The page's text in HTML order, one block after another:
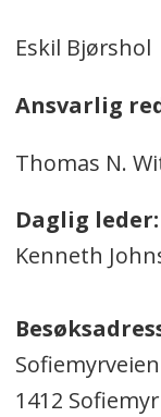
Eskil Bjørshol
Ansvarlig
Thomas N.
Daglig leder:
Kenneth
1412 Sofiemyr